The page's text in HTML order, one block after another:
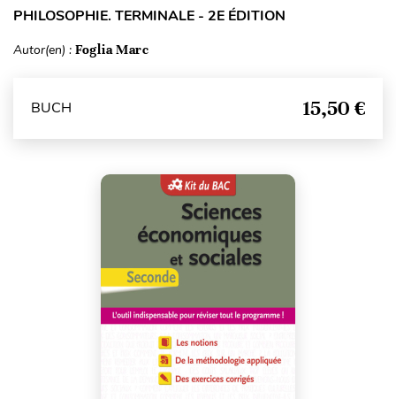
PHILOSOPHIE. TERMINALE - 2E ÉDITION
Autor(en) : Foglia Marc
BUCH 15,50 €